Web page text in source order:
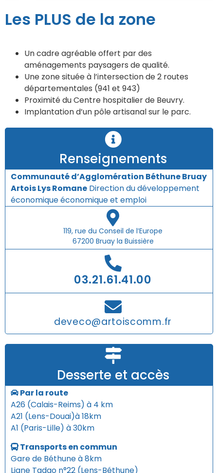
23 hectares à vocation
artisanale
Les PLUS de la zone
Un cadre agréable offert par des
aménagements paysagers de qualité.
Une zone située à l’intersection de 2 routes
départementales (941 et 943)
Proximité du Centre hospitalier de Beuvry.
Implantation d’un pôle artisanal sur le parc.
Renseignements
Communauté d’Agglomération Béthune Bruay
Artois Lys Romane Direction du développement
économique économique et emploi
119, rue du Conseil de l’Europe
67200 Bruay la Buissière
03.21.61.41.00
deveco@artoiscomm.fr
Desserte et accès
Par la route
A26 (Calais-Reims) à 4 km
A21 (Lens-Douai)à 18km
A1 (Paris-Lille) à 30km
Transports en commun
Gare de Béthune à 8km
Ligne Tadao n°22 (Lens-Béthune)